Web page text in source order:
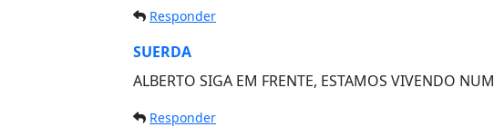
Responder
SUERDA
ALBERTO SIGA EM FRENTE, ESTAMOS VIVENDO
Responder